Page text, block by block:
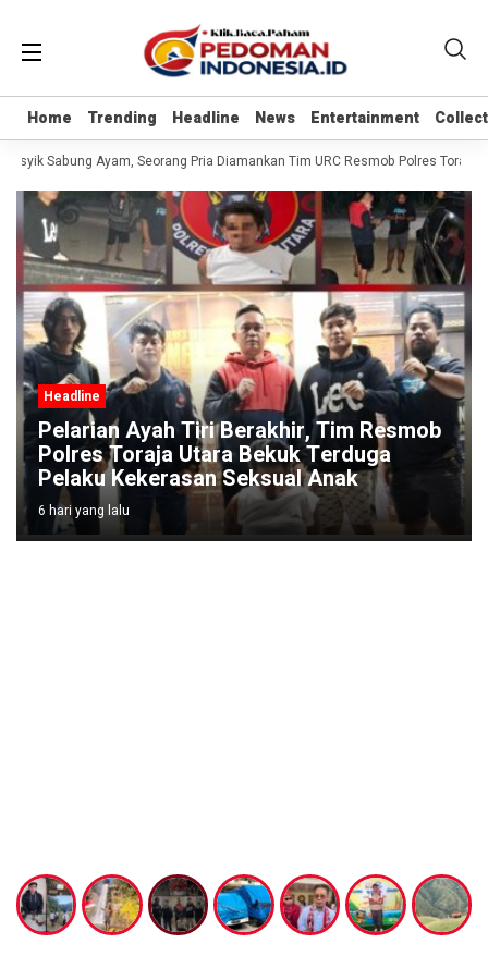
Home Trending Headline News Entertainment
Home Trending Headline News Entertainment
Sabung Ayam, Seorang Pria Diamankan Tim URC Resmob Polres Toraja
Headline
Pelarian Ayah Tiri Berakhir, Tim Resmob
Polres Toraja Utara Bekuk Terduga
Pelaku Kekerasan Seksual Anak
6 hari yang lalu